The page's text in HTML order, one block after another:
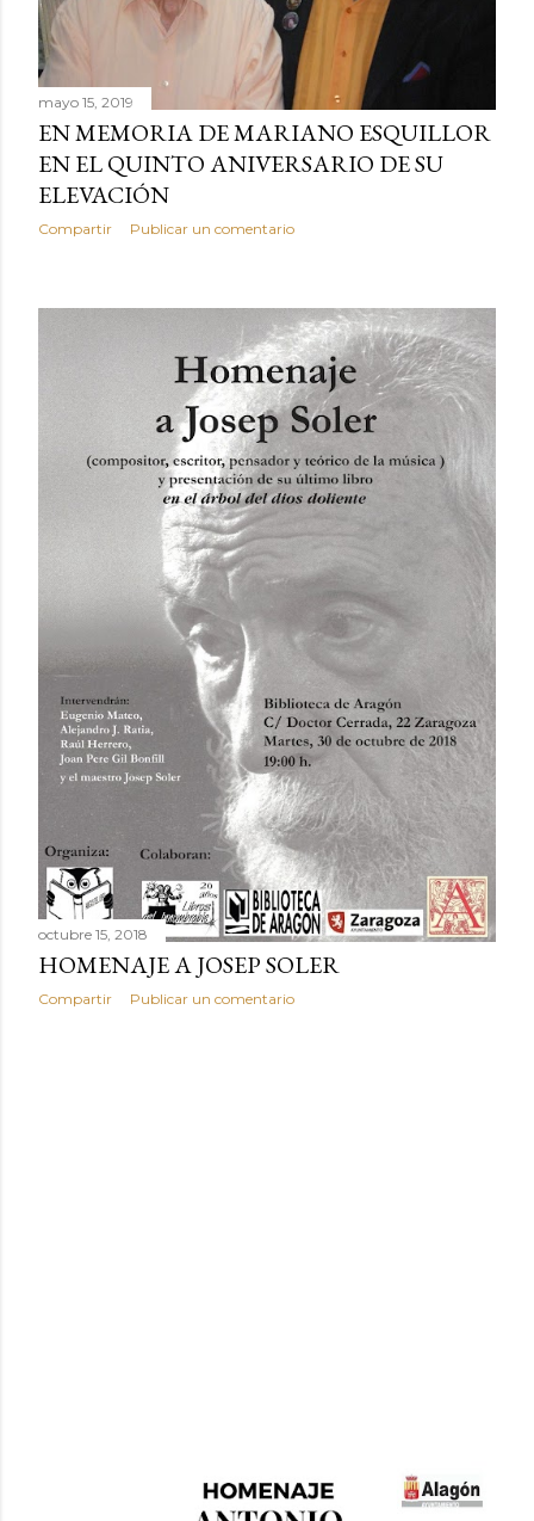
mayo 15, 2019
EN MEMORIA DE MARIANO ESQUILLOR
EN EL QUINTO ANIVERSARIO DE SU
ELEVACIÓN
Compartir Publicar un comentario
octubre 15, 2018
HOMENAJE A JOSEP SOLER
Compartir Publicar un comentario